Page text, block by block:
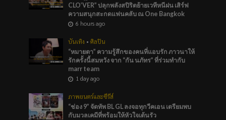
CLO’VER” ปลุกพลังสปิริตย้ายเวทีหนีฝน เสิร์ฟ
ความสนุกสะกดแฟนคลับ ณ One Bangkok
6 hours ago
บันเทิง • ศิลปิน
“หมายตา” ความรู้สึกของคนที่แอบรัก ภาวนาให้
รักครั้งนี้สมหวัง จาก “กัน นภัทร” ที่ร่วมทำกับ
marr team
1 day ago
ภาพยนตร์และซีรีส์
“ช่อง 9” จัดทัพ BL GL ลงจอทุกวีคเอน เตรียมพบ
กับมวลเคมีที่พร้อมให้หัวใจเต้นรัว